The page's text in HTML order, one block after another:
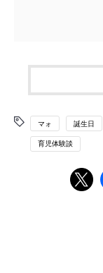
マォ 誕生日
育児体験談